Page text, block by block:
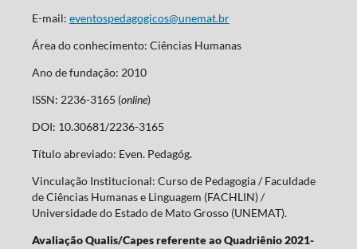
E-mail: eventospedagogicos@unemat.br
Área do conhecimento: Ciências Humanas
Ano de fundação: 2010
ISSN: 2236-3165 (online)
DOI: 10.30681/2236-3165
Título abreviado: Even. Pedagóg.
Vinculação Institucional: Curso de Pedagogia / Faculdade
de Ciências Humanas e Linguagem (FACHLIN) /
Universidade do Estado de Mato Grosso (UNEMAT).
Avaliação Qualis/Capes referente ao Quadriênio 2021-